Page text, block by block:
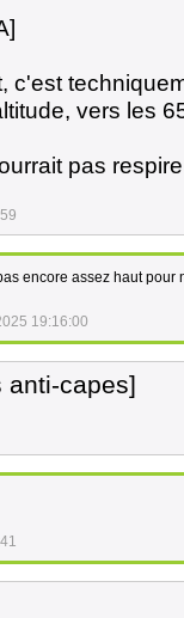
c'est
vers les
pas
encore assez haut pour
19:16:00
anti-capes]